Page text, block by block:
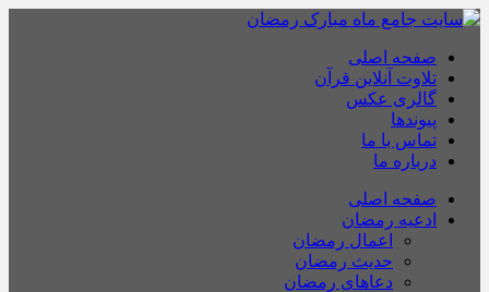
صفحه اصلی
تلاوت آنلاین قرآن
گالری عکس
پیوندها
تماس با ما
درباره ما
صفحه اصلی
ادعیه رمضان
اعمال رمضان
حدیث رمضان
دعاهای رمضان